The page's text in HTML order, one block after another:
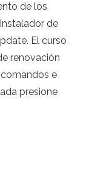
de los
de
El curso
renovación
e
presione